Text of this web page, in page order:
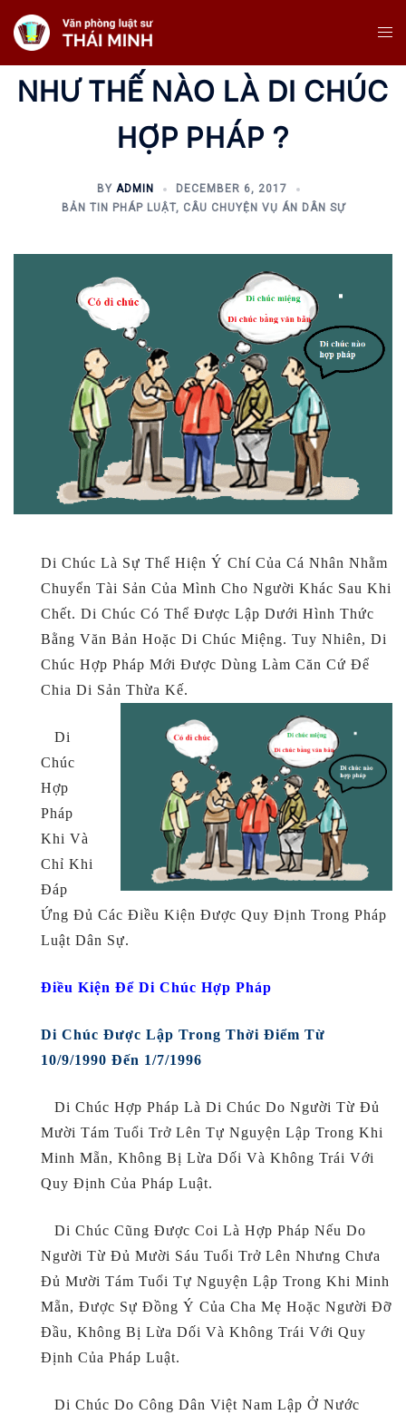
Skip
To
Content
NHƯ THẾ NÀO LÀ DI CHÚC
HỢP PHÁP ?
BY ADMIN
DECEMBER 6, 2017
BẢN TIN PHÁP LUẬT, CÂU CHUYỆN VỤ ÁN DÂN SỰ
Di Chúc Là Sự Thể Hiện Ý Chí Của Cá Nhân Nhằm
Chuyển Tài Sản Của Mình Cho Người Khác Sau Khi
Chết. Di Chúc Có Thể Được Lập Dưới Hình Thức
Bằng Văn Bản Hoặc Di Chúc Miệng. Tuy Nhiên, Di
Chúc Hợp Pháp Mới Được Dùng Làm Căn Cứ Để
Chia Di Sản Thừa Kế.
Di
Chúc
Hợp
Pháp
Khi Và
Chỉ Khi
Đáp
Ứng Đủ Các Điều Kiện Được Quy Định Trong Pháp
Luật Dân Sự.
Điều Kiện Để Di Chúc Hợp Pháp
Di Chúc Được Lập Trong Thời Điểm Từ
10/9/1990 Đến 1/7/1996
Di Chúc Hợp Pháp Là Di Chúc Do Người Từ Đủ
Mười Tám Tuổi Trở Lên Tự Nguyện Lập Trong Khi
Minh Mẵn, Không Bị Lừa Dối Và Không Trái Với
Quy Định Của Pháp Luật.
Di Chúc Cũng Được Coi Là Hợp Pháp Nếu Do
Người Từ Đủ Mười Sáu Tuổi Trở Lên Nhưng Chưa
Đủ Mười Tám Tuổi Tự Nguyện Lập Trong Khi Minh
Mẵn, Được Sự Đồng Ý Của Cha Mẹ Hoặc Người Đỡ
Đầu, Không Bị Lừa Dối Và Không Trái Với Quy
Định Của Pháp Luật.
Di Chúc Do Công Dân Việt Nam Lập Ở Nước